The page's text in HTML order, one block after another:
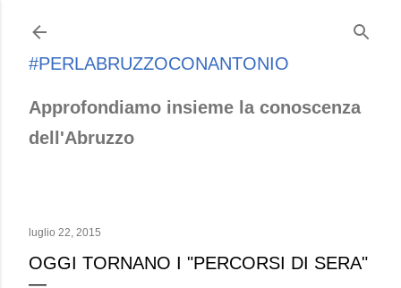
#PERLABRUZZOCONANTONIO
Approfondiamo insieme la conoscenza
dell'Abruzzo
luglio 22, 2015
OGGI TORNANO I "PERCORSI DI SERA"